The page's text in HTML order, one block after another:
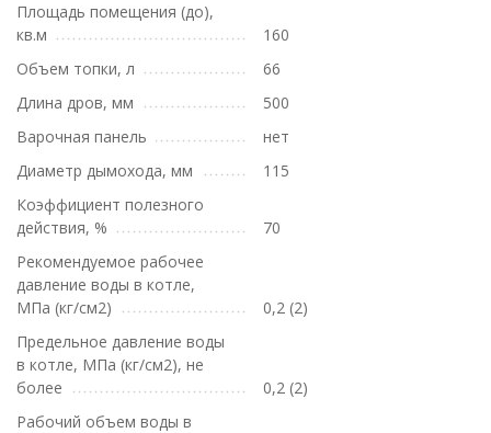
Площадь помещения (до),
кв.м
160
Объем топки, л
66
Длина дров, мм
500
Варочная панель
нет
Диаметр дымохода, мм
115
Коэффициент полезного
действия, %
70
Рекомендуемое рабочее
давление воды в котле,
МПа (кг/см2)
0,2 (2)
Предельное давление воды
в котле, МПа (кг/см2), не
более
0,2 (2)
Рабочий объем воды в